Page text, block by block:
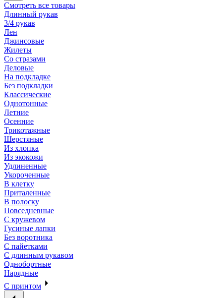
Смотреть все товары
Длинный рукав
3/4 рукав
Лен
Джинсовые
Жилеты
Со стразами
Деловые
На подкладке
Без подкладки
Классические
Однотонные
Летние
Осенние
Трикотажные
Шерстяные
Из хлопка
Из экокожи
Удлиненные
Укороченные
В клетку
Приталенные
В полоску
Повседневные
С кружевом
Гусиные лапки
Без воротника
С пайетками
С длинным рукавом
Однобортные
Нарядные
С принтом